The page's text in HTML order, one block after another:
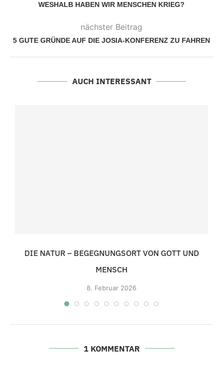
WESHALB HABEN WIR MENSCHEN KRIEG?
nächster Beitrag
5 GUTE GRÜNDE AUF DIE JOSIA-KONFERENZ ZU FAHREN
AUCH INTERESSANT
DIE NATUR – BEGEGNUNGSORT VON GOTT UND
MENSCH
8. Februar 2026
1 KOMMENTAR